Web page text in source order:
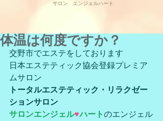
サロン エンジェルハート
体温は何度ですか？
交野市でエステをしております
日本エステティック協会登録プレミア
ムサロン
トータルエステティック・リラクゼー
ションサロン
サロンエンジェル♥ハートのエンジェル